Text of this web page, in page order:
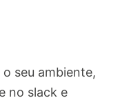
seu ambiente,
no slack e